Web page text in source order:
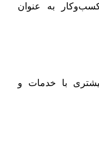
به عنوان
با خدمات و